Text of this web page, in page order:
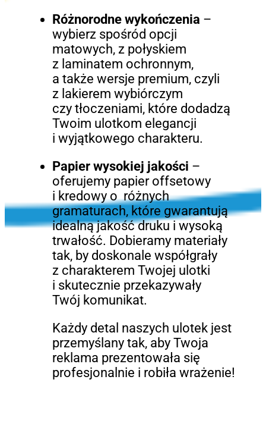
Różnorodne wykończenia –
wybierz spośród opcji
matowych, z połyskiem
z laminatem ochronnym,
a także wersje premium, czyli
z lakierem wybiórczym
czy tłoczeniami, które dodadzą
Twoim ulotkom elegancji
i wyjątkowego charakteru.
Papier wysokiej jakości –
oferujemy papier offsetowy
i kredowy o różnych
gramaturach, które gwarantują
idealną jakość druku i wysoką
trwałość. Dobieramy materiały
tak, by doskonale współgrały
z charakterem Twojej ulotki
i skutecznie przekazywały
Twój komunikat.
Każdy detal naszych ulotek jest
przemyślany tak, aby Twoja
reklama prezentowała się
profesjonalnie i robiła wrażenie!